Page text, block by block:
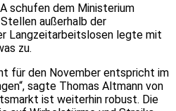
schufen dem Ministerium
außerhalb der
Langzeitarbeitslosen legte mit
zu.
für den November entspricht im
sagte Thomas Altmann von
ist weiterhin robust. Die